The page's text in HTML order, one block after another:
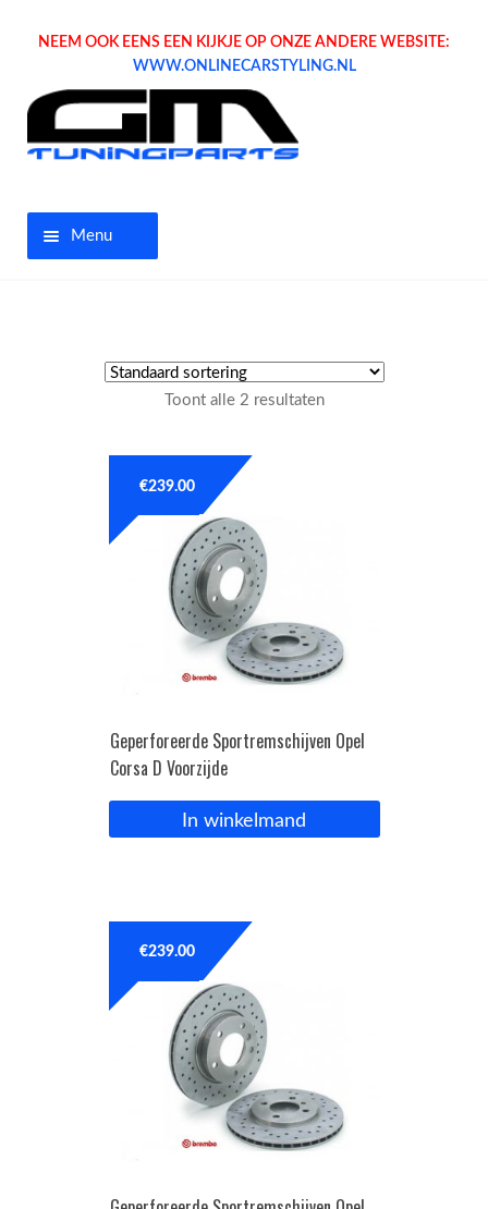
NEEM OOK EENS EEN KIJKJE OP ONZE ANDERE WEBSITE:
WWW.ONLINECARSTYLING.NL
Menu
Tuning parts
OPC Line
Bedrijfswagen parts
Inloggen / Registreren
Toont alle 2 resultaten
Geperforeerde Sportremschijven Opel
Corsa D Voorzijde
€239.00
In winkelmand
€239.00